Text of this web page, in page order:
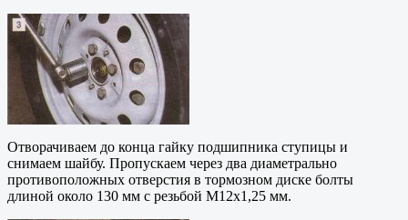
Отворачиваем до конца гайку подшипника ступицы и
снимаем шайбу. Пропускаем через два диаметрально
противоположных отверстия в тормозном диске болты
длиной около 130 мм с резьбой М12х1,25 мм.